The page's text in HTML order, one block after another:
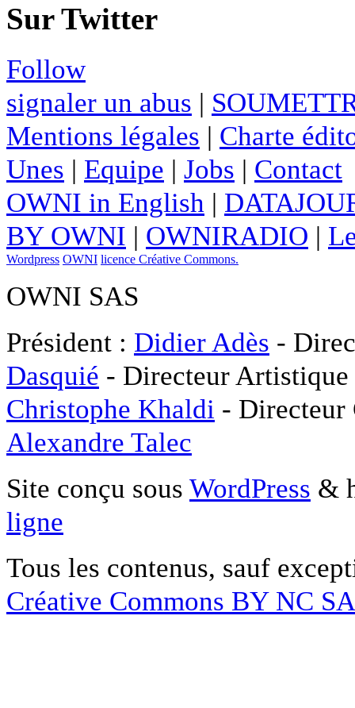
Sur Twitter
Follow
signaler un abus |
Mentions légales | Charte
Unes | Equipe | Jobs | Contact
OWNI in English |
BY OWNI | OWNIRADIO |
Wordpress OWNI licence Créative Commons.
OWNI SAS
Président : Didier Adès -
Dasquié - Directeur
Christophe Khaldi -
Alexandre Talec
Site conçu sous WordPress &
ligne
Tous les contenus, sauf
Créative Commons BY NC SA